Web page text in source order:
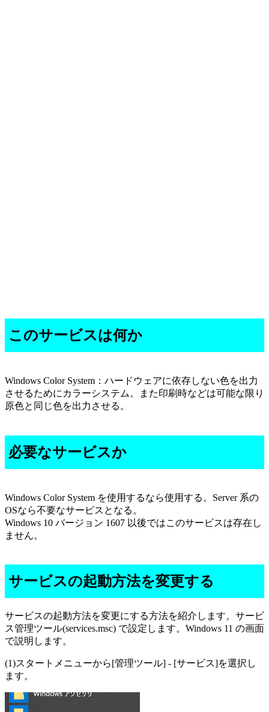
このサービスは何か
Windows Color System：ハードウェアに依存しない色を出力
させるためにカラーシステム。また印刷時などは可能な限り
原色と同じ色を出力させる。
必要なサービスか
Windows Color System を使用するなら使用する。Server 系の
OSなら不要なサービスとなる。
Windows 10 バージョン 1607 以後ではこのサービスは存在し
ません。
サービスの起動方法を変更する
サービスの起動方法を変更にする方法を紹介します。サービ
ス管理ツール(services.msc) で設定します。Windows 11 の画面
で説明します。
(1)スタートメニューから[管理ツール] - [サービス]を選択し
ます。